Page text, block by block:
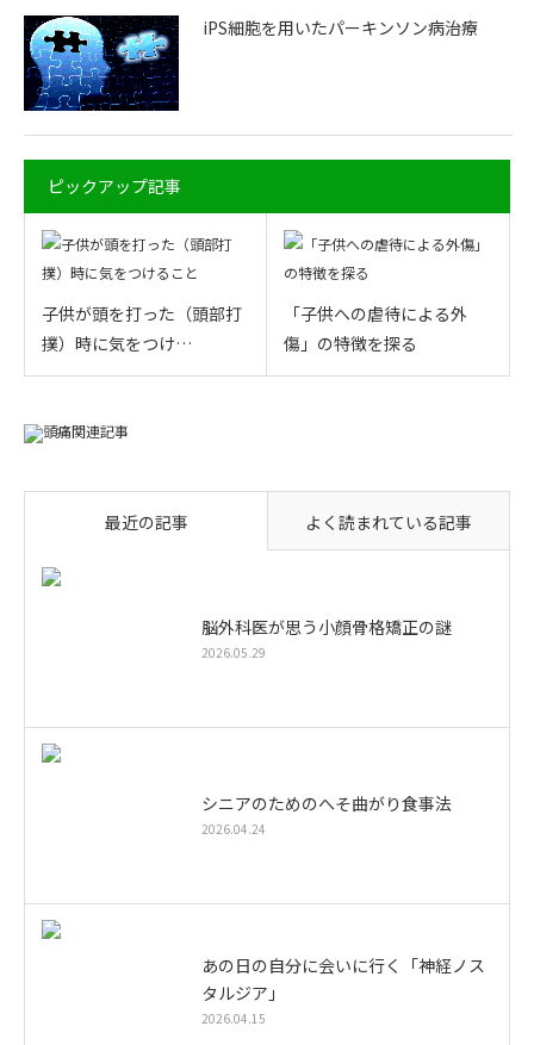
iPS細胞を用いたパーキンソン病治療
ピックアップ記事
子供が頭を打った（頭部打
撲）時に気をつけ…
「子供への虐待による外
傷」の特徴を探る
最近の記事 よく読まれている記事
脳外科医が思う小顔骨格矯正の謎
2026.05.29
シニアのためのへそ曲がり食事法
2026.04.24
あの日の自分に会いに行く「神経ノス
タルジア」
2026.04.15